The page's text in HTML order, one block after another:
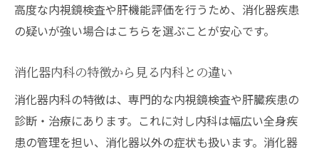
高度な内視鏡検査や肝機能評価を行うため、消化器疾患
の疑いが強い場合はこちらを選ぶことが安心です。
消化器内科の特徴から見る内科との違い
消化器内科の特徴は、専門的な内視鏡検査や肝臓疾患の
診断・治療にあります。これに対し内科は幅広い全身疾
患の管理を担い、消化器以外の症状も扱います。消化器